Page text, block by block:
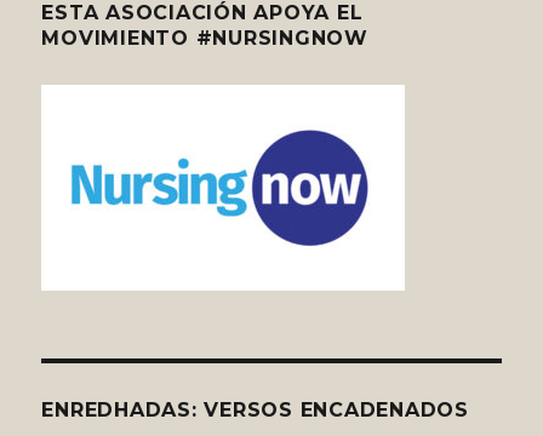
ESTA ASOCIACIÓN APOYA EL
MOVIMIENTO #NURSINGNOW
ENREDHADAS: VERSOS ENCADENADOS